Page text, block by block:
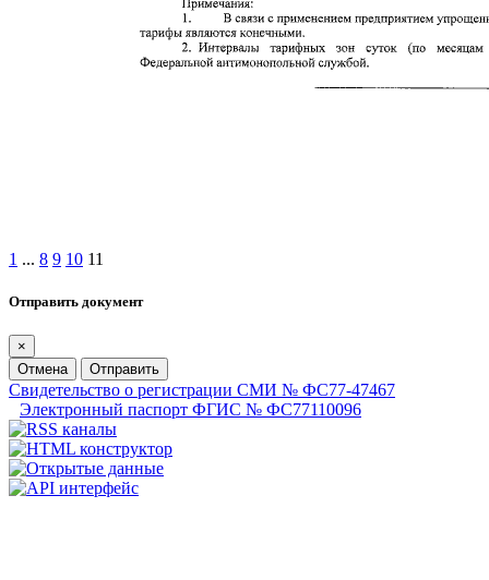
1 ... 8 9 10 11
Отправить документ
×
Отмена
Отправить
Свидетельство о регистрации СМИ № ФС77-47467
Электронный паспорт ФГИС № ФС77110096